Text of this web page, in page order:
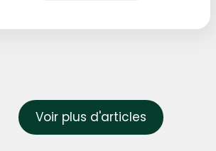
Voir plus d'articles